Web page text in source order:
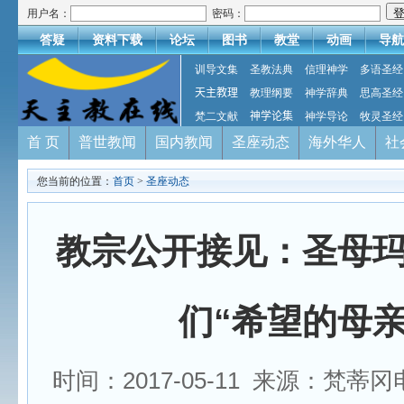
用户名： 密码：
答疑 资料下载 论坛 图书 教堂 动画 导航
训导文集 圣教法典 信理神学
多语圣经
天主教理
教理纲要 神学辞典
思高圣经
梵二文献
神学论集 神学导论 牧灵圣经
首 页 普世教闻 国内教闻 圣座动态 海外华人 社
您当前的位置： 首页 > 圣座动态
教宗公开接见：圣母
们“希望的母
时间：2017-05-11 来源：梵蒂